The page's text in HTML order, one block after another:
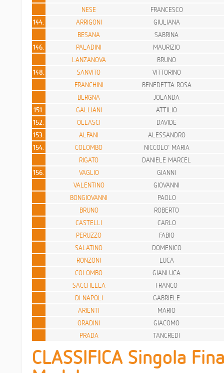
NESE
FRANCESCO
144.
ARRIGONI
GIULIANA
BESANA
SABRINA
146.
PALADINI
MAURIZIO
LANZANOVA
BRUNO
148.
SANVITO
VITTORINO
FRANCHINI
BENEDETTA ROSA
BERGNA
JOLANDA
151.
GALLIANI
ATTILIO
152.
OLLASCI
DAVIDE
153.
ALFANI
ALESSANDRO
154.
COLOMBO
NICCOLO' MARIA
RIGATO
DANIELE MARCEL
156.
VAGLIO
GIANNI
VALENTINO
GIOVANNI
BONGIOVANNI
PAOLO
BRUNO
ROBERTO
CASTELLI
CARLO
PERUZZO
FABIO
SALATINO
DOMENICO
RONZONI
LUCA
COLOMBO
GIANLUCA
SACCHELLA
FRANCO
DI NAPOLI
GABRIELE
ARIENTI
MARIO
ORADINI
GIACOMO
PRADA
TANCREDI
CLASSIFICA Singola